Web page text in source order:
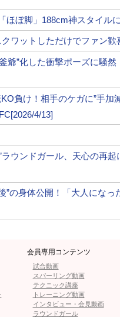
ハイキックと同時にスダ
右目上をカットし流血す
。
が44kg以上の体重差を乗
ントなので、ぶっ倒すつ
た。因縁から始まったが
俺はブレイキングダウン
き飛んだ！前蹴りヒット
ほぼ脚」188cm神スタイル
ワットしただけでファン
爺”化した衝撃ポーズに騒然
負け！相手のケガに”手加
4/13]
ラウンドガール、天心の再起
”の身体公開！「大人にな
会員専用コンテンツ
試合動画
スパーリング動画
テクニック講座
トレーニング動画
インタビュー・会見動画
ラウンドガール